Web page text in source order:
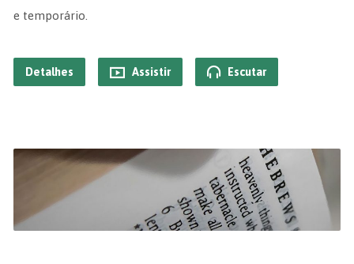
e temporário.
Detalhes Assistir Escutar